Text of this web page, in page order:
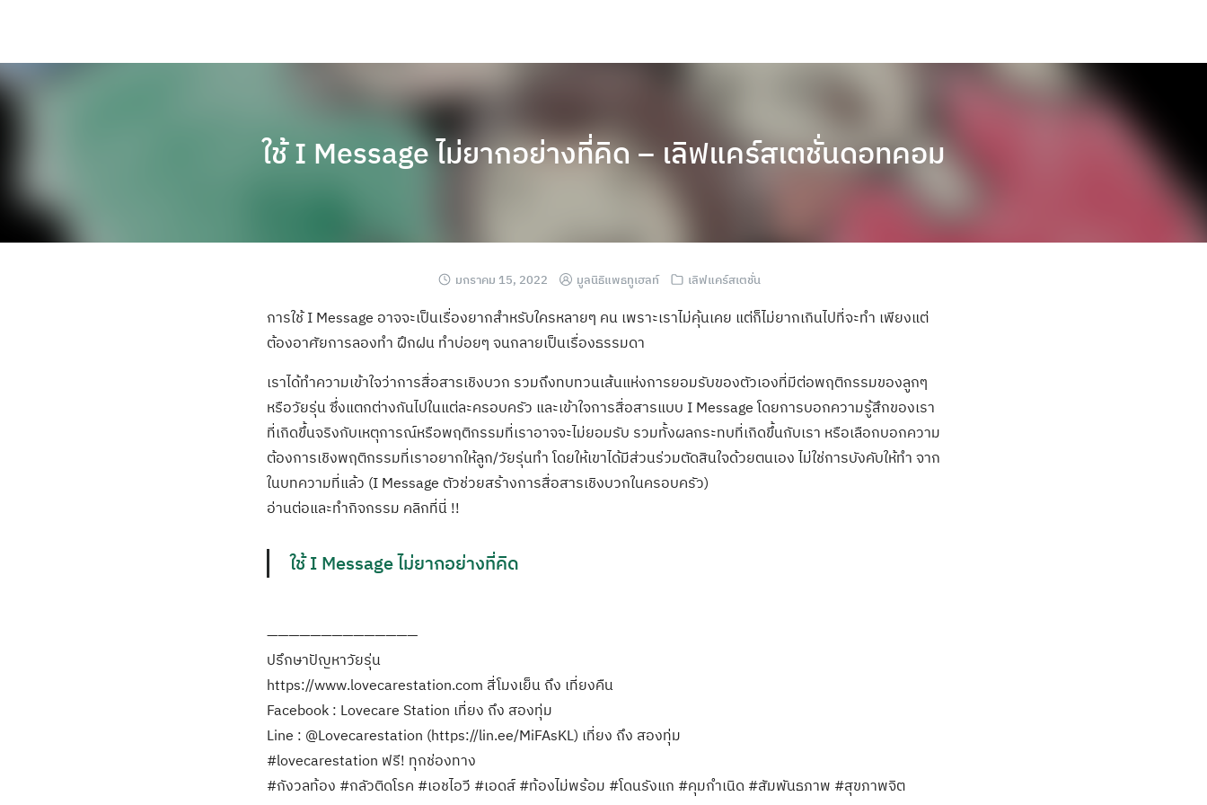
ใช้ I Message ไม่ยากอย่างที่คิด – เลิฟแคร์สเตชั่นดอทคอม
มกราคม 15, 2022 มูลนิธิแพธทูเฮลท์ เลิฟแคร์สเตชั่น
การใช้ I Message อาจจะเป็นเรื่องยากสำหรับใครหลายๆ คน เพราะเราไม่คุ้นเคย แต่ก็ไม่ยากเกินไปที่จะทำ เพียงแต่
ต้องอาศัยการลองทำ ฝึกฝน ทำบ่อยๆ จนกลายเป็นเรื่องธรรมดา
เราได้ทำความเข้าใจว่าการสื่อสารเชิงบวก รวมถึงทบทวนเส้นแห่งการยอมรับของตัวเองที่มีต่อพฤติกรรมของลูกๆ
หรือวัยรุ่น ซึ่งแตกต่างกันไปในแต่ละครอบครัว และเข้าใจการสื่อสารแบบ I Message โดยการบอกความรู้สึกของเรา
ที่เกิดขึ้นจริงกับเหตุการณ์หรือพฤติกรรมที่เราอาจจะไม่ยอมรับ รวมทั้งผลกระทบที่เกิดขึ้นกับเรา หรือเลือกบอกความ
ต้องการเชิงพฤติกรรมที่เราอยากให้ลูก/วัยรุ่นทำ โดยให้เขาได้มีส่วนร่วมตัดสินใจด้วยตนเอง ไม่ใช่การบังคับให้ทำ จาก
ในบทความที่แล้ว (I Message ตัวช่วยสร้างการสื่อสารเชิงบวกในครอบครัว)
อ่านต่อและทำกิจกรรม คลิกที่นี่ !!
ใช้ I Message ไม่ยากอย่างที่คิด
——————————————
ปรึกษาปัญหาวัยรุ่น
https://www.lovecarestation.com สี่โมงเย็น ถึง เที่ยงคืน
Facebook : Lovecare Station เที่ยง ถึง สองทุ่ม
Line : @Lovecarestation (https://lin.ee/MiFAsKL) เที่ยง ถึง สองทุ่ม
#lovecarestation ฟรี! ทุกช่องทาง
#กังวลท้อง #กลัวติดโรค #เอชไอวี #เอดส์ #ท้องไม่พร้อม #โดนรังแก #คุมกำเนิด #สัมพันธภาพ #สุขภาพจิต